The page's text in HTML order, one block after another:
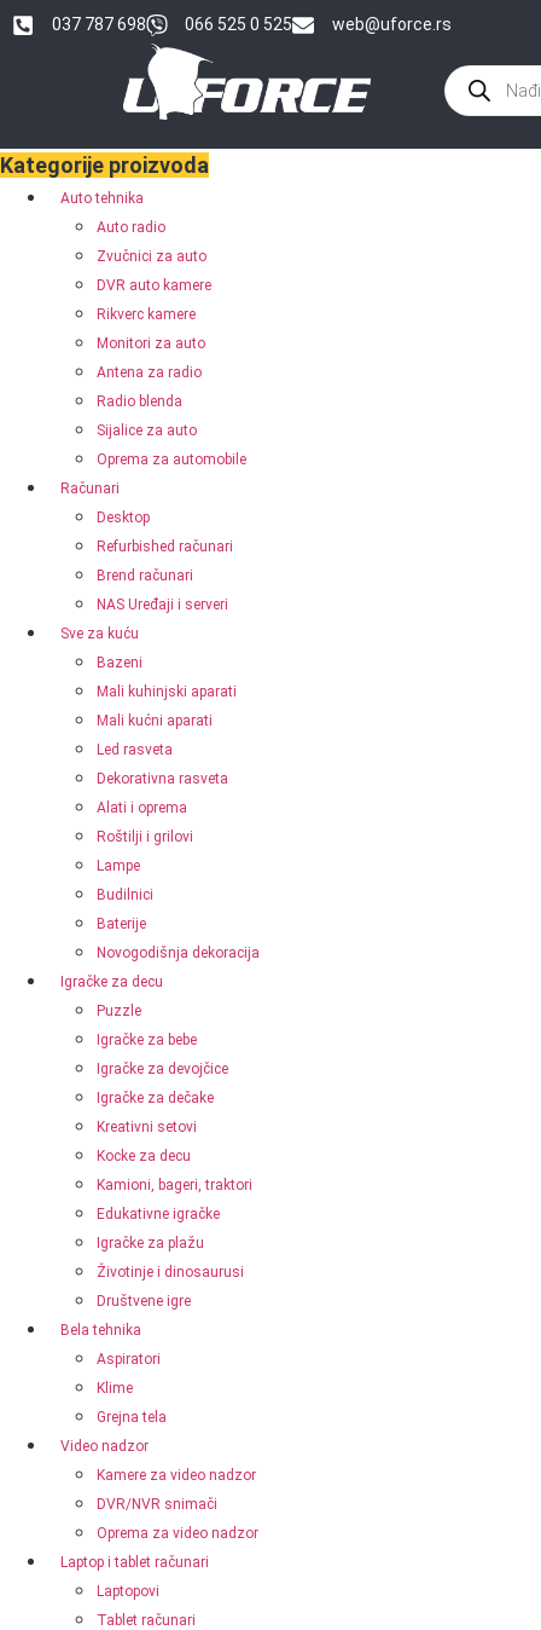
037 787 698 066 525 0 525 web@uforce.rs
Kategorije proizvoda
Auto tehnika
Auto radio
Zvučnici za auto
DVR auto kamere
Rikverc kamere
Monitori za auto
Antena za radio
Radio blenda
Sijalice za auto
Oprema za automobile
Računari
Desktop
Refurbished računari
Brend računari
NAS Uređaji i serveri
Sve za kuću
Bazeni
Mali kuhinjski aparati
Mali kućni aparati
Led rasveta
Dekorativna rasveta
Alati i oprema
Roštilji i grilovi
Lampe
Budilnici
Baterije
Novogodišnja dekoracija
Igračke za decu
Puzzle
Igračke za bebe
Igračke za devojčice
Igračke za dečake
Kreativni setovi
Kocke za decu
Kamioni, bageri, traktori
Edukativne igračke
Igračke za plažu
Životinje i dinosaurusi
Društvene igre
Bela tehnika
Aspiratori
Klime
Grejna tela
Video nadzor
Kamere za video nadzor
DVR/NVR snimači
Oprema za video nadzor
Laptop i tablet računari
Laptopovi
Tablet računari